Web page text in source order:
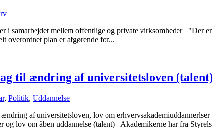
i samarbejdet mellem offentlige og private virksomheder "Der
overordnet plan er afgørende for...
til ændring af universitetsloven (talent)
, Politik, Uddannelse
af universitetsloven, lov om
og lov om åben uddannelse (talent) Akademikerne har fra